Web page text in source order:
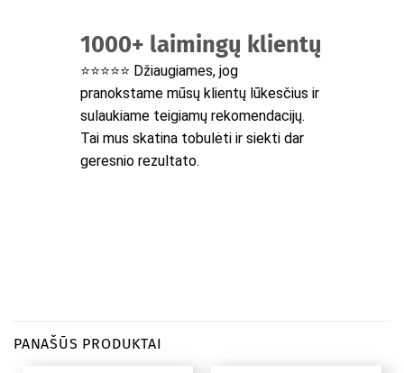
1000+ laimingų klientų
⭐⭐⭐⭐⭐ Džiaugiames, jog
pranokstame mūsų klientų lūkesčius ir
sulaukiame teigiamų rekomendacijų.
Tai mus skatina tobulėti ir siekti dar
geresnio rezultato.
PANAŠŪS PRODUKTAI